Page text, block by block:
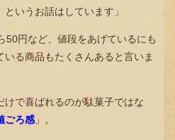
いうお話はしています」
50円など、値段をあげているにも
る商品もたくさんあると言いま
けで喜ばれるのが駄菓子ではな
ごろ感 」。